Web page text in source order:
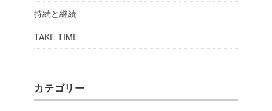
持続と継続
TAKE TIME
カテゴリー